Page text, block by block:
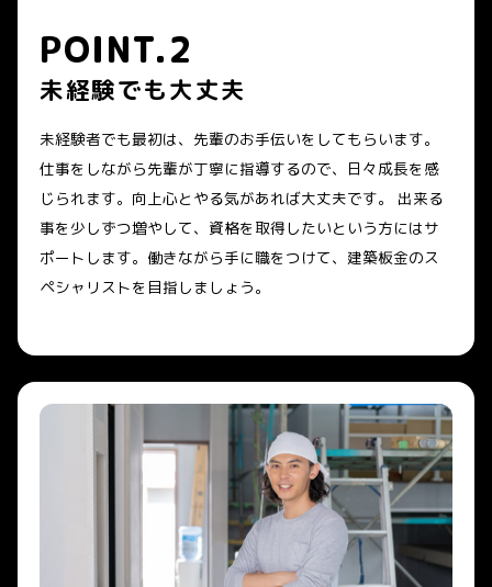
POINT.2
未経験でも大丈夫
未経験者でも最初は、先輩のお手伝いをしてもらいます。
仕事をしながら先輩が丁寧に指導するので、日々成長を感
じられます。向上心とやる気があれば大丈夫です。 出来る
事を少しずつ増やして、資格を取得したいという方にはサ
ポートします。働きながら手に職をつけて、建築板金のス
ペシャリストを目指しましょう。